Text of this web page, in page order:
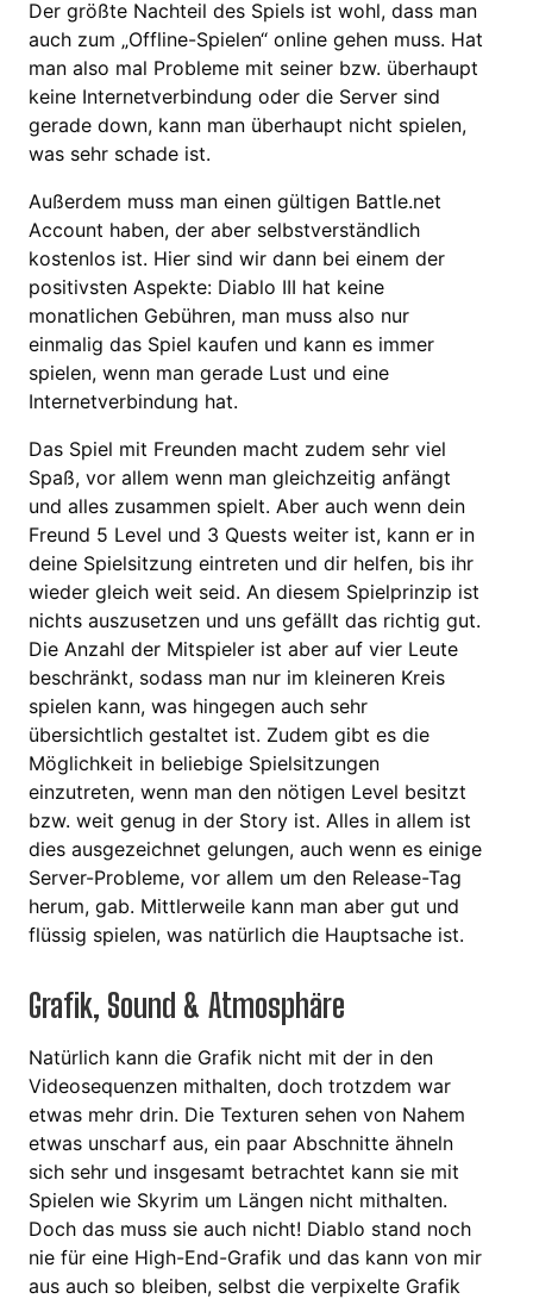
Der größte Nachteil des Spiels ist wohl, dass man
auch zum „Offline-Spielen“ online gehen muss. Hat
man also mal Probleme mit seiner bzw. überhaupt
keine Internetverbindung oder die Server sind
gerade down, kann man überhaupt nicht spielen,
was sehr schade ist.
Außerdem muss man einen gültigen Battle.net
Account haben, der aber selbstverständlich
kostenlos ist. Hier sind wir dann bei einem der
positivsten Aspekte: Diablo III hat keine
monatlichen Gebühren, man muss also nur
einmalig das Spiel kaufen und kann es immer
spielen, wenn man gerade Lust und eine
Internetverbindung hat.
Das Spiel mit Freunden macht zudem sehr viel
Spaß, vor allem wenn man gleichzeitig anfängt
und alles zusammen spielt. Aber auch wenn dein
Freund 5 Level und 3 Quests weiter ist, kann er in
deine Spielsitzung eintreten und dir helfen, bis ihr
wieder gleich weit seid. An diesem Spielprinzip ist
nichts auszusetzen und uns gefällt das richtig gut.
Die Anzahl der Mitspieler ist aber auf vier Leute
beschränkt, sodass man nur im kleineren Kreis
spielen kann, was hingegen auch sehr
übersichtlich gestaltet ist. Zudem gibt es die
Möglichkeit in beliebige Spielsitzungen
einzutreten, wenn man den nötigen Level besitzt
bzw. weit genug in der Story ist. Alles in allem ist
dies ausgezeichnet gelungen, auch wenn es einige
Server-Probleme, vor allem um den Release-Tag
herum, gab. Mittlerweile kann man aber gut und
flüssig spielen, was natürlich die Hauptsache ist.
Grafik, Sound & Atmosphäre
Natürlich kann die Grafik nicht mit der in den
Videosequenzen mithalten, doch trotzdem war
etwas mehr drin. Die Texturen sehen von Nahem
etwas unscharf aus, ein paar Abschnitte ähneln
sich sehr und insgesamt betrachtet kann sie mit
Spielen wie Skyrim um Längen nicht mithalten.
Doch das muss sie auch nicht! Diablo stand noch
nie für eine High-End-Grafik und das kann von mir
aus auch so bleiben, selbst die verpixelte Grafik